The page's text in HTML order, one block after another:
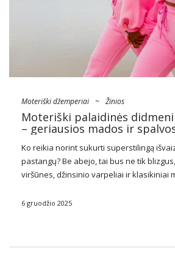
Moteriški džemperiai ~ Žinios
Moteriški palaidinės
– geriausios mados ir
Ko reikia norint sukurti superstilingą
pastangų? Be abejo, tai bus ne tik
viršūnes, džinsinio varpeliai ir klasikiniai
hurtowo . Ką? …
6 gruodžio 2025